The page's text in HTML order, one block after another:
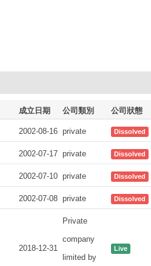
成立日期 公司類別 公司狀態
2002-08-16 private Dissolved
2002-07-17 private Dissolved
2002-07-10 private Dissolved
2002-07-08 private Dissolved
2018-12-31
Private
company
limited by
Live